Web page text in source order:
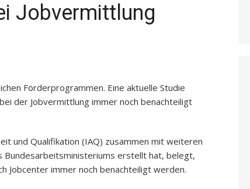
Jobvermittlung
Förderprogrammen. Eine aktuelle Studie
der Jobvermittlung immer noch benachteiligt
und Qualifikation (IAQ) zusammen mit weiteren
Bundesarbeitsministeriums erstellt hat, belegt,
Jobcenter immer noch benachteiligt werden.